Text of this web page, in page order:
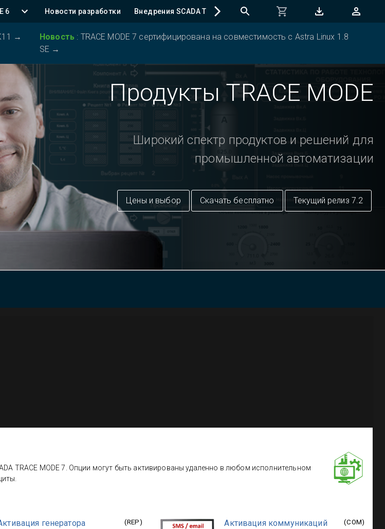
6 Новости разработки Внедрения SCADA TRACE MODE Регистрация программ
→ Новость : TRACE MODE 7 сертифицирована на совместимость с Astra Linux 1.8
SE →
Продукты TRACE MODE
Широкий спектр продуктов и решений для
промышленной автоматизации
Цены и выбор Скачать бесплатно Текущий релиз 7.2
TRACE MODE 7. Опции могут быть активированы удаленно в любом исполнительном
генератора
(REP) Активация коммуникаций (COM)